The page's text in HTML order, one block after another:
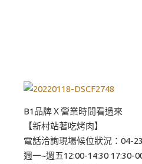
B1品牌Ｘ營業時間看過來
【新村站著吃烤肉】
電話洽詢現場候位狀況：04-
週一~週五12:00-14:30 17:30-